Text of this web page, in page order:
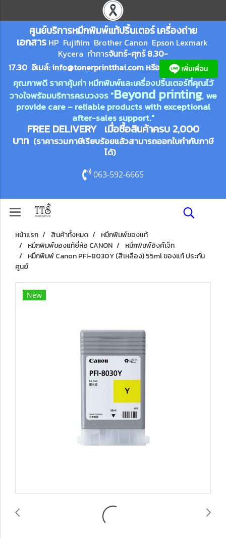
ศูนย์บริการหมึกพิมพ์แท้ปริ้นเตอร์ เครื่องถ่าย
เอกสาร HP Fujifilm Brother Canon Epson Lexmark
Kycera ทำการจันทร์-ศุกร์ 8.30-
17.30 อีเมล์:info@tonerprintthai.com หรือ
คุณภาพดี ราคาคุ้มค่า หมึกพิมพ์และเครื่องปริ้นเตอร์ที่คุณไว้
วางใจพร้อมบริการครบวงจร "Beyond printing, we
provide care – reliable products with exceptional
after-sales support."
FREE DELIVERY เมื่อซื้อสินค้าครบ 2,000
บาท (ราคารวมภาษีเรียบร้อยแล้วสามารถออกใบกำกับภาษี
ได้)
063-592-6665
หน้าแรก สินค้าทั้งหมด
หมึกพิมพ์ของแท้
หมึกพิมพ์ของแท้ยี่ห้อ CANON
หมึกพิมพ์อิงค์เจ็ท
หมึกพิมพ์ Canon PFI-8030Y (สีเหลือง) 55ml ของแท้ ประกัน
ศูนย์
New